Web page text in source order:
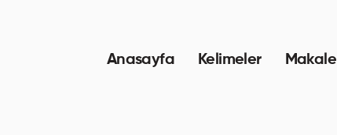
Anasayfa Kelimeler Makale